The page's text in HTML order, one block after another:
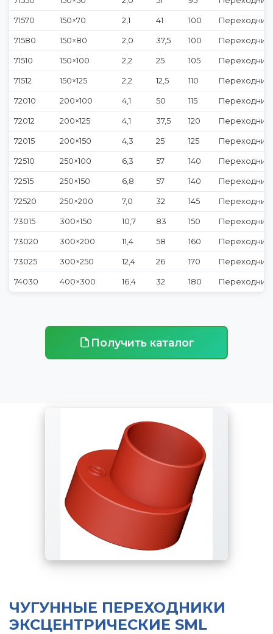
71570 150×70 2,1 41 100 Переходник
71580 150×80 2,0 37,5 100 Переходник
71510 150×100 2,2 25 105 Переходник
71512 150×125 2,2 12,5 110 Переходник
72010 200×100 4,1 50 115 Переходник
72012 200×125 4,1 37,5 120 Переходник
72015 200×150 4,3 25 125 Переходник
72510 250×100 6,3 57 140 Переходник
72515 250×150 6,8 57 140 Переходник
72520 250×200 7,0 32 145 Переходник
73015 300×150 10,7 83 150 Переходник
73020 300×200 11,4 58 160 Переходник
73025 300×250 12,4 26 170 Переходник
74030 400×300 16,4 32 180 Переходник
Получить каталог
ЧУГУННЫЕ ПЕРЕХОДНИКИ
ЭКСЦЕНТРИЧЕСКИЕ SML